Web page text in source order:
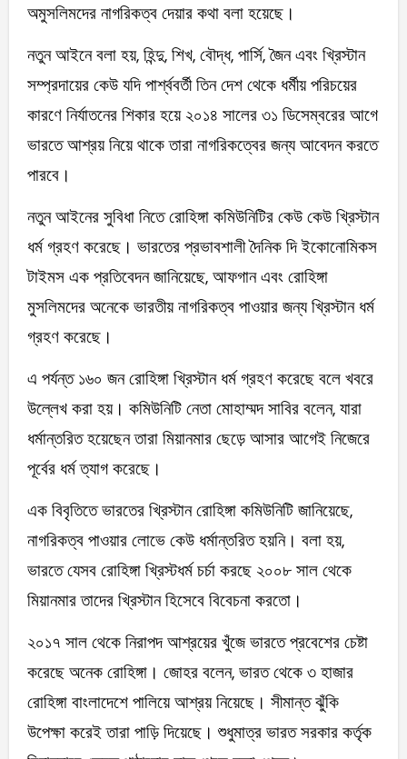
অমুসলিমদের নাগরিকত্ব দেয়ার কথা বলা হয়েছে।
নতুন আইনে বলা হয়, হিন্দু, শিখ, বৌদ্ধ, পার্সি, জৈন এবং খ্রিস্টান
সম্প্রদায়ের কেউ যদি পার্শ্ববর্তী তিন দেশ থেকে ধর্মীয় পরিচয়ের
কারণে নির্যাতনের শিকার হয়ে ২০১৪ সালের ৩১ ডিসেম্বরের আগে
ভারতে আশ্রয় নিয়ে থাকে তারা নাগরিকত্বের জন্য আবেদন করতে
পারবে।
নতুন আইনের সুবিধা নিতে রোহিঙ্গা কমিউনিটির কেউ কেউ খ্রিস্টান
ধর্ম গ্রহণ করেছে। ভারতের প্রভাবশালী দৈনিক দি ইকোনোমিকস
টাইমস এক প্রতিবেদন জানিয়েছে, আফগান এবং রোহিঙ্গা
মুসলিমদের অনেকে ভারতীয় নাগরিকত্ব পাওয়ার জন্য খ্রিস্টান ধর্ম
গ্রহণ করেছে।
এ পর্যন্ত ১৬০ জন রোহিঙ্গা খ্রিস্টান ধর্ম গ্রহণ করেছে বলে খবরে
উল্লেখ করা হয়। কমিউনিটি নেতা মোহাম্মদ সাবির বলেন, যারা
ধর্মান্তরিত হয়েছেন তারা মিয়ানমার ছেড়ে আসার আগেই নিজেরে
পূর্বের ধর্ম ত্যাগ করেছে।
এক বিবৃতিতে ভারতের খ্রিস্টান রোহিঙ্গা কমিউনিটি জানিয়েছে,
নাগরিকত্ব পাওয়ার লোভে কেউ ধর্মান্তরিত হয়নি। বলা হয়,
ভারতে যেসব রোহিঙ্গা খ্রিস্টধর্ম চর্চা করছে ২০০৮ সাল থেকে
মিয়ানমার তাদের খ্রিস্টান হিসেবে বিবেচনা করতো।
২০১৭ সাল থেকে নিরাপদ আশ্রয়ের খুঁজে ভারতে প্রবেশের চেষ্টা
করেছে অনেক রোহিঙ্গা। জোহর বলেন, ভারত থেকে ৩ হাজার
রোহিঙ্গা বাংলাদেশে পালিয়ে আশ্রয় নিয়েছে। সীমান্ত ঝুঁকি
উপেক্ষা করেই তারা পাড়ি দিয়েছে। শুধুমাত্র ভারত সরকার কর্তৃক